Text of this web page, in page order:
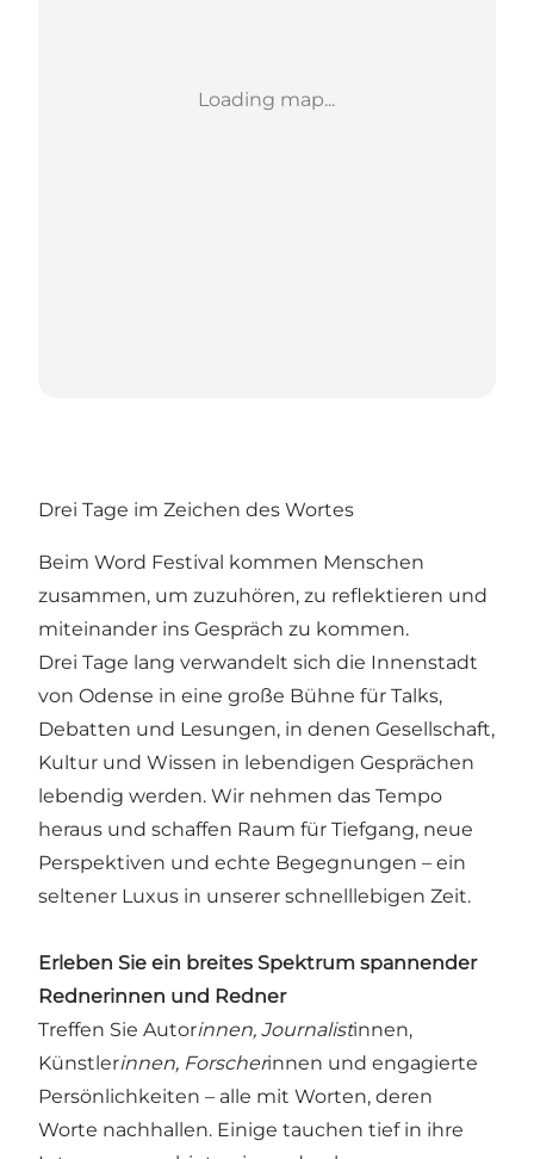
Loading map...
Drei Tage im Zeichen des Wortes
Beim Word Festival kommen Menschen
zusammen, um zuzuhören, zu reflektieren und
miteinander ins Gespräch zu kommen.
Drei Tage lang verwandelt sich die Innenstadt
von Odense in eine große Bühne für Talks,
Debatten und Lesungen, in denen Gesellschaft,
Kultur und Wissen in lebendigen Gesprächen
lebendig werden. Wir nehmen das Tempo
heraus und schaffen Raum für Tiefgang, neue
Perspektiven und echte Begegnungen – ein
seltener Luxus in unserer schnelllebigen Zeit.
Erleben Sie ein breites Spektrum spannender
Rednerinnen und Redner
Treffen Sie Autorinnen, Journalistinnen,
Künstlerinnen, Forscherinnen und engagierte
Persönlichkeiten – alle mit Worten, deren
Worte nachhallen. Einige tauchen tief in ihre